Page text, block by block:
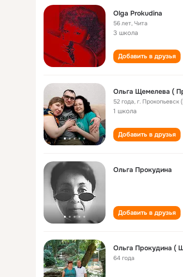
Olga Prokudina
56 лет,Чита
3 школа
Добавить в друзья
Ольга Щемелева (
52 года,г. Прокопьевск
1 школа
Добавить в друзья
Ольга Прокудина
Добавить в друзья
Ольга Прокудина (
64 года